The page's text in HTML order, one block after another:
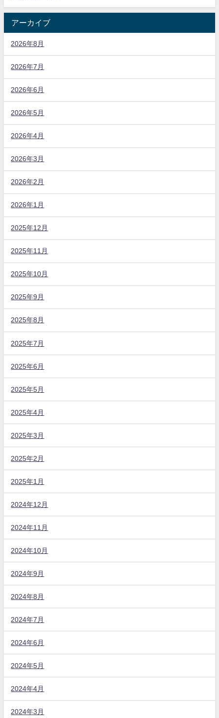
アーカイブ
2026年8月
2026年7月
2026年6月
2026年5月
2026年4月
2026年3月
2026年2月
2026年1月
2025年12月
2025年11月
2025年10月
2025年9月
2025年8月
2025年7月
2025年6月
2025年5月
2025年4月
2025年3月
2025年2月
2025年1月
2024年12月
2024年11月
2024年10月
2024年9月
2024年8月
2024年7月
2024年6月
2024年5月
2024年4月
2024年3月